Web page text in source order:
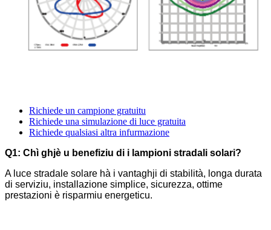
Richiede un campione gratuitu
Richiede una simulazione di luce gratuita
Richiede qualsiasi altra infurmazione
Q1: Chì ghjè u benefiziu di i lampioni stradali solari?
A luce stradale solare hà i vantaghji di stabilità, longa durata
di serviziu, installazione simplice, sicurezza, ottime
prestazioni è risparmiu energeticu.